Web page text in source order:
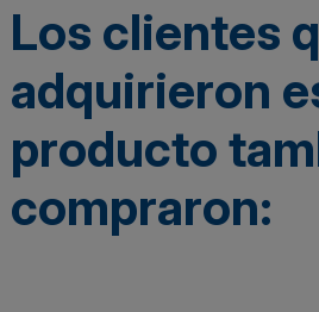
Los clientes
adquirieron
producto
compraron: